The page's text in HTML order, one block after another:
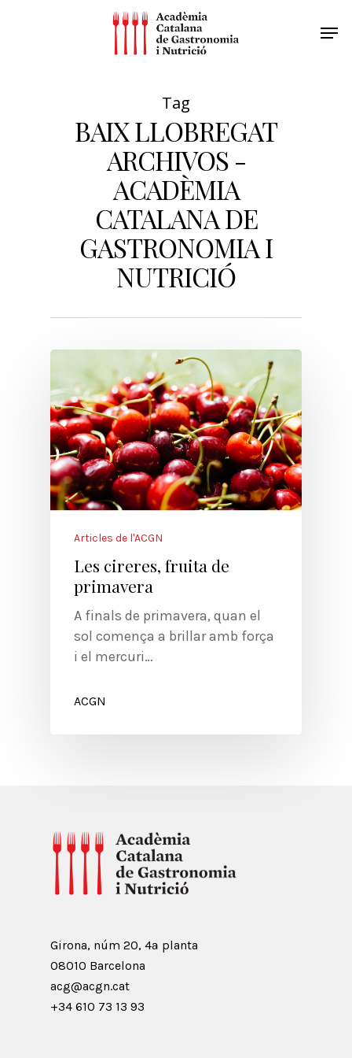
Tag
BAIX LLOBREGAT
ARCHIVOS -
ACADÈMIA
CATALANA DE
GASTRONOMIA I
NUTRICIÓ
Articles de l'ACGN
Les cireres, fruita de
primavera
A finals de primavera, quan el
sol comença a brillar amb força
i el mercuri…
ACGN
Girona, núm 20, 4ª planta
08010 Barcelona
acg@acgn.cat
+34 610 73 13 93